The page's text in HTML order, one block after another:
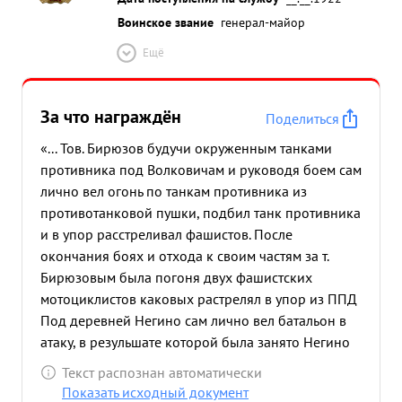
Воинское звание генерал-майор
Ещё
За что награждён
Поделиться
«... Тов. Бирюзов будучи окруженным танками
противника под Волковичам и руководя боем сам
лично вел огонь по танкам противника из
противотанковой пушки, подбил танк противника
и в упор расстреливал фашистов. После
окончания боях и отхода к своим частям за т.
Бирюзовым была погоня двух фашистских
мотоциклистов каковых растрелял в упор из ППД
Под деревней Негино сам лично вел батальон в
атаку, в резульшате которой была занято Негино
уничтожено много живой силы противника, 4
противотанковых пушек, 6 грузовых автомашин с
Текст распознан автоматически
Показать исходный документ